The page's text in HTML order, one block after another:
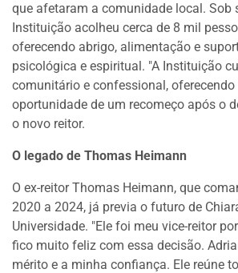
que afetaram a comunidade local. Sob
Instituição acolheu cerca de 8 mil
oferecendo abrigo, alimentação e
psicológica e espiritual. "A Instituição
comunitário e confessional, oferecendo
oportunidade de um recomeço após o
o novo reitor.
O legado de Thomas Heimann
O ex-reitor Thomas Heimann, que
2020 a 2024, já previa o futuro de
Universidade. "Ele foi meu vice-reitor
fico muito feliz com essa decisão.
mérito e a minha confiança. Ele reúne